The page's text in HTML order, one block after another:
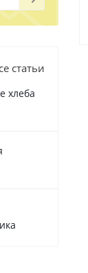
статьи
хлеба